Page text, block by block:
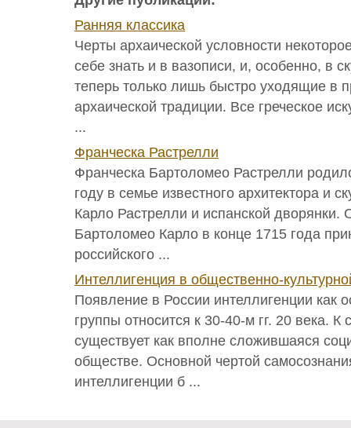
Ранняя классика
Черты архаической условности
себе знать и в вазописи, и, особенно, в
теперь только лишь быстро уходящие в
архаической традиции. Все греческое
...
Франческа Растрелли
Франческа Бартоломео Растрелли
году в семье известного архитектора и
Карло Растрелли и испанской дворянки.
Бартоломео Карло в конце 1715 года
российского ...
Интеллигенция в общественно-
Появление в России интеллигенции как
группы относится к 30-40-м гг. 20 века. К
существует как вполне сложившаяся
обществе. Основной чертой
интеллигенции б ...